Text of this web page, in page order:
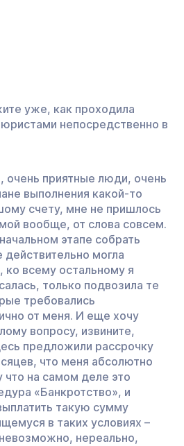
уже, как проходила
непосредственно в
очень приятные люди, очень
выполнения какой-то
счету, мне не пришлось
вообще, от слова совсем.
этапе собрать
действительно могла
ко всему остальному я
только подвозила те
требовались
от меня. И еще хочу
вопросу, извините,
предложили рассрочку
что меня абсолютно
что на самом деле это
«Банкротство», и
такую сумму
в таких условиях –
нереально,